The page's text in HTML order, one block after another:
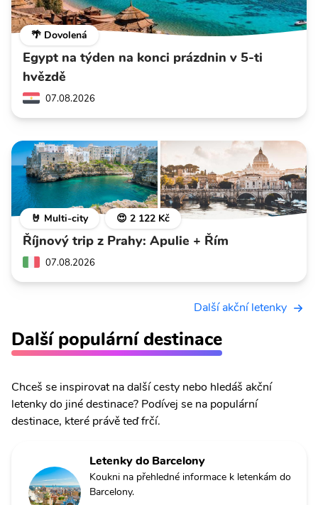
🌴 Dovolená
Egypt na týden na konci prázdnin v 5-ti
hvězdě
07.08.2026
🤘 Multi-city 😍 2 122 Kč
Říjnový trip z Prahy: Apulie + Řím
07.08.2026
Další akční letenky
Další populární destinace
Chceš se inspirovat na další cesty nebo hledáš akční
letenky do jiné destinace? Podívej se na populární
destinace, které právě teď frčí.
Letenky do Barcelony
Koukni na přehledné informace k letenkám do
Barcelony.